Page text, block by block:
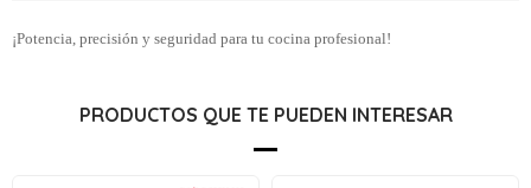
¡Potencia, precisión y seguridad para tu cocina profesional!
PRODUCTOS QUE TE PUEDEN INTERESAR